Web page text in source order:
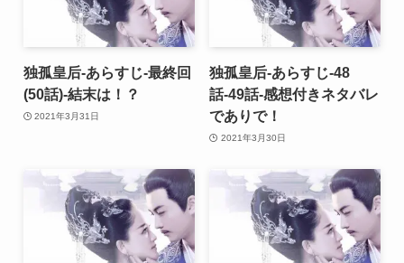
独孤皇后-あらすじ-最終回
(50話)-結末は！？
2021年3月31日
独孤皇后-あらすじ-48
話-49話-感想付きネタバレ
でありで！
2021年3月30日